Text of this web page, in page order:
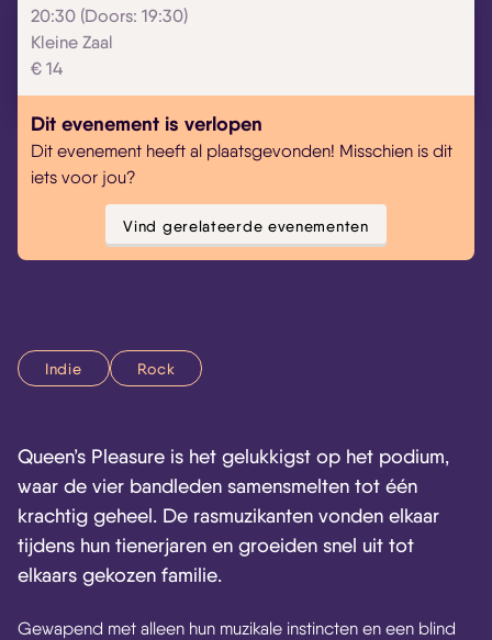
20:30 (Doors: 19:30)
Kleine Zaal
€ 14
Dit evenement is verlopen
Dit evenement heeft al plaatsgevonden! Misschien is dit
iets voor jou?
Vind gerelateerde evenementen
Indie Rock
Queen’s Pleasure is het gelukkigst op het podium,
waar de vier bandleden samensmelten tot één
krachtig geheel. De rasmuzikanten vonden elkaar
tijdens hun tienerjaren en groeiden snel uit tot
elkaars gekozen familie.
Gewapend met alleen hun muzikale instincten en een blind